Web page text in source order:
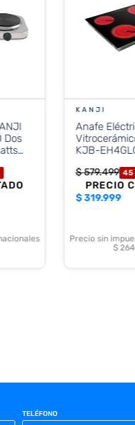
Dos
KANJI
Anafe
KJB-
$579.499 45
PRECIO
$319.999
Precio sin
$
TELÉFONO